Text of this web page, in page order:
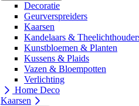
Decoratie
Geurverspreiders
Kaarsen
Kandelaars &
Kunstbloemen & Planten
Kussens & Plaids
Vazen & Bloempotten
Verlichting
Home Deco
Kaarsen